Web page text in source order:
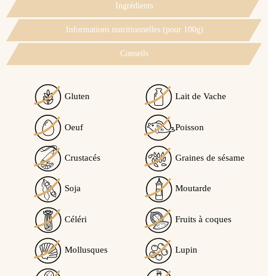
Ingrédients
Informations nutritionnelles (pour 100g)
Conseils
Voir l'attestation de confiance
Avis soumis à un contrôle
4.7/5
avis client(s)
Trier l'affichage des avis :
Ce produit peut contenir des traces de...
Traces éventuelles de soja
Gluten Lait de Vache
Oeuf Poisson
Crustacés Graines de sésame
Soja Moutarde
Céléri Fruits à coques
Mollusques Lupin